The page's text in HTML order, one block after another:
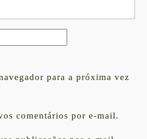
para a próxima vez
comentários por e-mail.